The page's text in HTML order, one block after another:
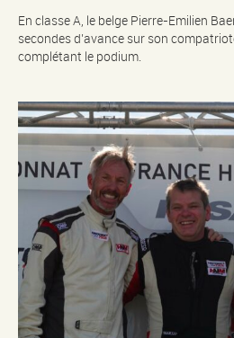
En classe A, le belge Pierre-Emilien
secondes d’avance sur son
complétant le podium.